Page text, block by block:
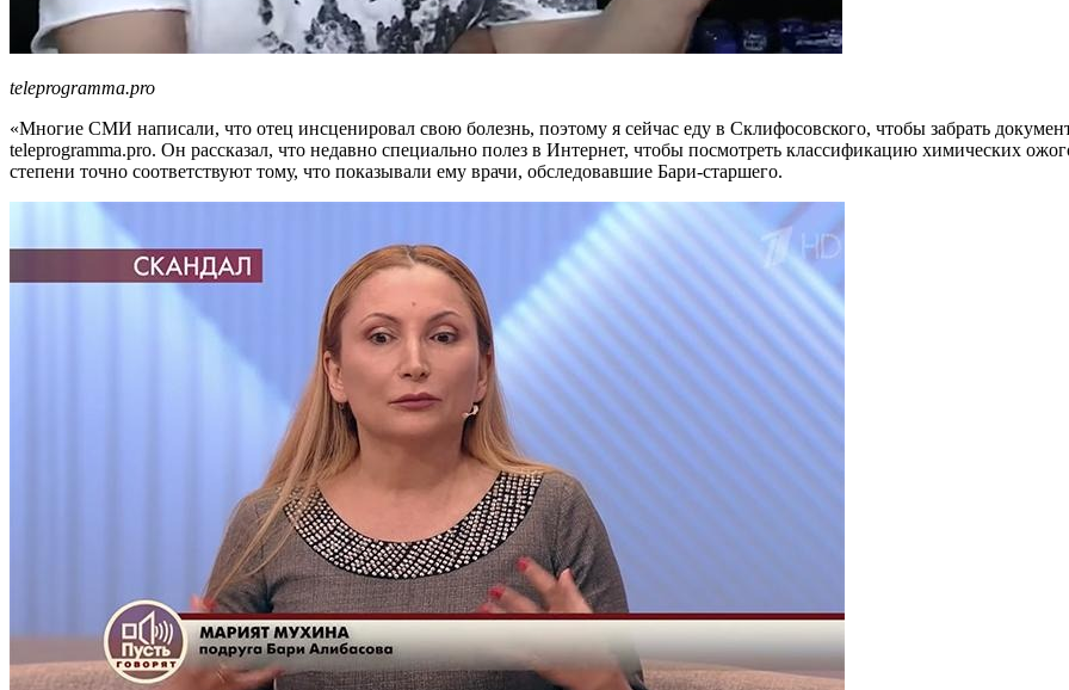
teleprogramma.pro
«Многие СМИ написали, что отец инсценировал свою болезнь, поэтому я сейчас еду в Склифосовского, чтобы забрать
teleprogramma.pro. Он рассказал, что недавно специально полез в Интернет, чтобы посмотреть классификацию химических
степени точно соответствуют тому, что показывали ему врачи, обследовавшие Бари-старшего.